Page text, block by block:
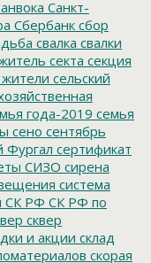
Санкт-
Сбербанк сбор
свалка свалки
секта секция
жители сельский
года-2019 семья
сено сентябрь
Фургал сертификат
СИЗО сирена
система
СК РФ СК РФ по
сквер
и акции склад
скорая